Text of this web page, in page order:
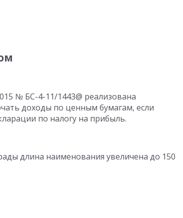
№ БС-4-11/1443@ реализована
доходы по ценным бумагам, если
по налогу на прибыль.
длина наименования увеличена до 150